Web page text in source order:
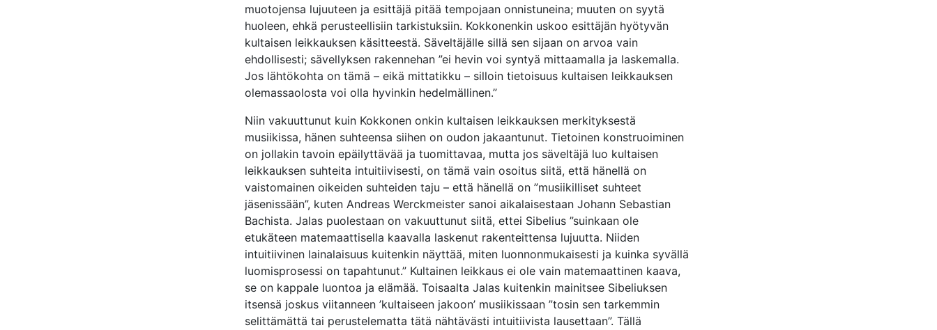
muotojensa lujuuteen ja esittäjä pitää tempojaan onnistuneina; muuten on syytä
huoleen, ehkä perusteellisiin tarkistuksiin. Kokkonenkin uskoo esittäjän hyötyvän
kultaisen leikkauksen käsitteestä. Säveltäjälle sillä sen sijaan on arvoa vain
ehdollisesti; sävellyksen rakennehan ”ei hevin voi syntyä mittaamalla ja laskemalla.
Jos lähtökohta on tämä – eikä mittatikku – silloin tietoisuus kultaisen leikkauksen
olemassaolosta voi olla hyvinkin hedelmällinen.”
Niin vakuuttunut kuin Kokkonen onkin kultaisen leikkauksen merkityksestä
musiikissa, hänen suhteensa siihen on oudon jakaantunut. Tietoinen konstruoiminen
on jollakin tavoin epäilyttävää ja tuomittavaa, mutta jos säveltäjä luo kultaisen
leikkauksen suhteita intuitiivisesti, on tämä vain osoitus siitä, että hänellä on
vaistomainen oikeiden suhteiden taju – että hänellä on ”musiikilliset suhteet
jäsenissään”, kuten Andreas Werckmeister sanoi aikalaisestaan Johann Sebastian
Bachista. Jalas puolestaan on vakuuttunut siitä, ettei Sibelius ”suinkaan ole
etukäteen matemaattisella kaavalla laskenut rakenteittensa lujuutta. Niiden
intuitiivinen lainalaisuus kuitenkin näyttää, miten luonnonmukaisesti ja kuinka syvällä
luomisprosessi on tapahtunut.” Kultainen leikkaus ei ole vain matemaattinen kaava,
se on kappale luontoa ja elämää. Toisaalta Jalas kuitenkin mainitsee Sibeliuksen
itsensä joskus viitanneen ’kultaiseen jakoon’ musiikissaan ”tosin sen tarkemmin
selittämättä tai perustelematta tätä nähtävästi intuitiivista lausettaan”. Tällä